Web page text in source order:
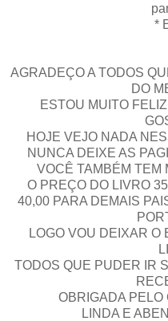
*
AGRADEÇO A TODOS
DO
ESTOU MUITO
HOJE VEJO NADA
NUNCA DEIXE AS
VOCÊ TAMBÉM TEM
O PREÇO DO LIVRO
40,00 PARA DEMAIS
LOGO VOU DEIXAR O
TODOS QUE PUDER IR
OBRIGADA PELO
LINDA E